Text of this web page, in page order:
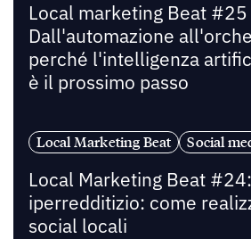
Local marketing Beat #25
Dall'automazione
perché l'intelligenza
è il prossimo passo
Local Marketing Beat Social
Local Marketing Beat
iperredditizio: come
social locali